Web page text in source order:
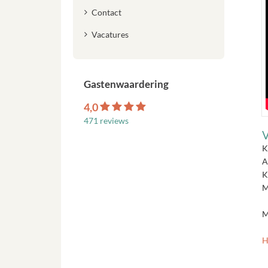
Contact
Vacatures
Gastenwaardering
4,0
471 reviews